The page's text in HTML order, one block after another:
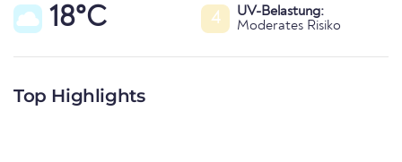
18°C 4
UV-Belastung:
Moderates Risiko
Top Highlights